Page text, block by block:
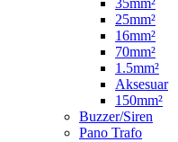
35mm²
25mm²
16mm²
70mm²
1.5mm²
Aksesuar
150mm²
Buzzer/Siren
Pano Trafo